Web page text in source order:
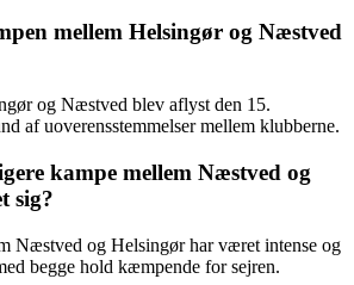
mellem Helsingør og Næstved
og Næstved blev aflyst den 15.
af uoverensstemmelser mellem klubberne.
kampe mellem Næstved og
sig?
Næstved og Helsingør har været intense og
begge hold kæmpende for sejren.